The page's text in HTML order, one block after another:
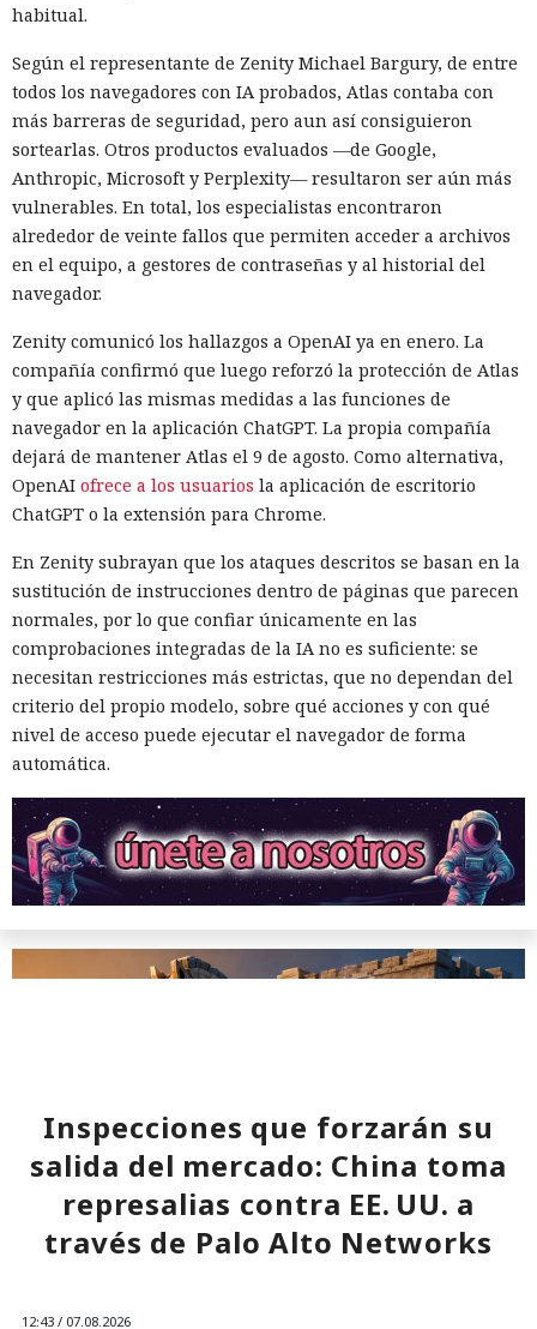
Sin la intervención automática, la demora en la
afianzarse en el sistema, robar credenciales y desplegar la
segunda carga. Tras el aislamiento del equipo nada de ello
ocurrió: el proceso iniciado a través de mshta.exe no pudo
continuar ni establecerse en el sistema.
No se registraron indicios de movimiento de los atacantes a
otros dispositivos ni antes ni después del bloqueo; el
incidente quedó confinado a un solo ordenador. El
especialista que llevó a cabo la investigación se conectó ya
detallada de los eventos.
Para reducir riesgos similares, se recomienda a las
empresas habilitar las funciones de respuesta automática a
ataques, incluido el aislamiento de dispositivos, en las
soluciones de protección de endpoints y configurar
exclusiones para servicios críticos, de modo que el
sistemas necesarios.Renombrar .exe a .txt:
investigadores muestran cómo
vulnerar un servidor de
actualizaciones de Windows con
un simple cambio de extensión
07:02 / 08.08.2026
Una vulnerabilidad en un servicio permitió infiltrarse en la
habitual.
Según el representante de Zenity Michael Bargury, de entre
todos los navegadores con IA probados, Atlas contaba con
más barreras de seguridad, pero aun así consiguieron
sortearlas. Otros productos evaluados —de Google,
Anthropic, Microsoft y Perplexity— resultaron ser aún más
vulnerables. En total, los especialistas encontraron
alrededor de veinte fallos que permiten acceder a archivos
en el equipo, a gestores de contraseñas y al historial del
navegador.
Zenity comunicó los hallazgos a OpenAI ya en enero. La
compañía confirmó que luego reforzó la protección de Atlas
y que aplicó las mismas medidas a las funciones de
navegador en la aplicación ChatGPT. La propia compañía
dejará de mantener Atlas el 9 de agosto. Como alternativa,
OpenAI ofrece a los usuarios la aplicación de escritorio
ChatGPT o la extensión para Chrome.
En Zenity subrayan que los ataques descritos se basan en la
sustitución de instrucciones dentro de páginas que parecen
normales, por lo que confiar únicamente en las
comprobaciones integradas de la IA no es suficiente: se
necesitan restricciones más estrictas, que no dependan del
criterio del propio modelo, sobre qué acciones y con qué
nivel de acceso puede ejecutar el navegador de forma
automática.
Inspecciones que forzarán su
salida del mercado: China toma
represalias contra EE. UU. a
través de Palo Alto Networks
12:43 / 07.08.2026